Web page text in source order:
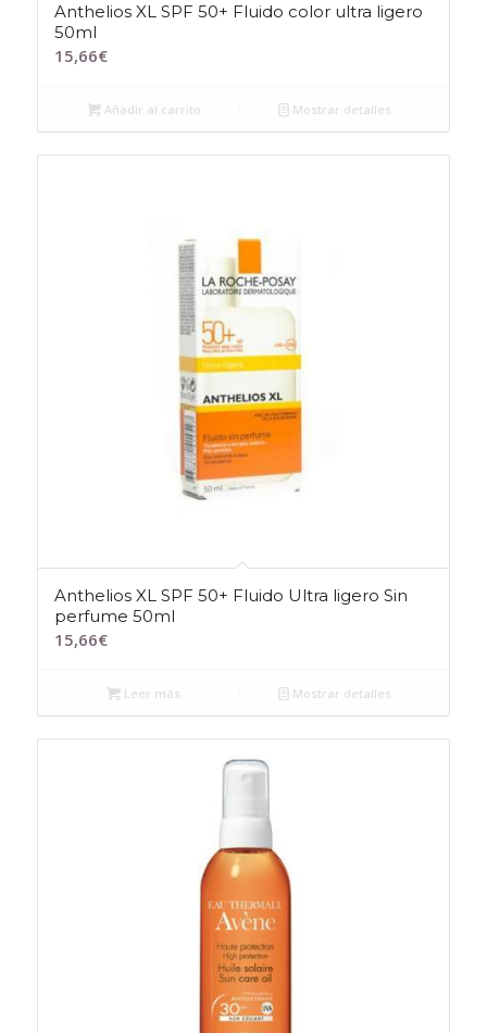
Anthelios XL SPF 50+ Fluido color ultra ligero
50ml
15,66€
Añadir al carrito Mostrar detalles
Anthelios XL SPF 50+ Fluido Ultra ligero Sin
perfume 50ml
15,66€
Leer más Mostrar detalles